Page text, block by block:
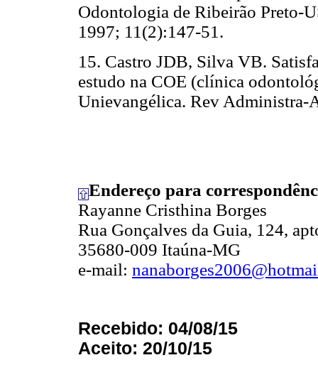
Odontologia de Ribeirão Preto-
1997; 11(2):147-51.
15. Castro JDB, Silva VB.
estudo na COE (clínica
Unievangélica. Rev Administra-
Endereço para
Rayanne Cristhina Borges
Rua Gonçalves da Guia, 124,
35680-009 Itaúna-MG
e-mail:
Recebido: 04/08/15
Aceito: 20/10/15